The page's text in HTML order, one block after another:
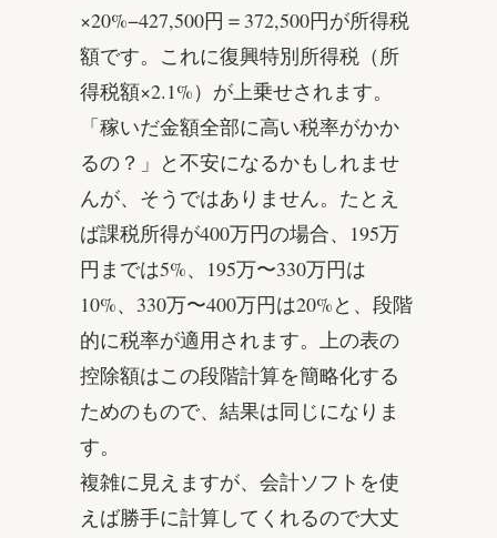
×20%−427,500円＝372,500円が所得税
額です。これに復興特別所得税（所
得税額×2.1%）が上乗せされます。
「稼いだ金額全部に高い税率がかか
るの？」と不安になるかもしれませ
んが、そうではありません。たとえ
ば課税所得が400万円の場合、195万
円までは5%、195万〜330万円は
10%、330万〜400万円は20%と、段階
的に税率が適用されます。上の表の
控除額はこの段階計算を簡略化する
ためのもので、結果は同じになりま
す。
複雑に見えますが、会計ソフトを使
えば勝手に計算してくれるので大丈